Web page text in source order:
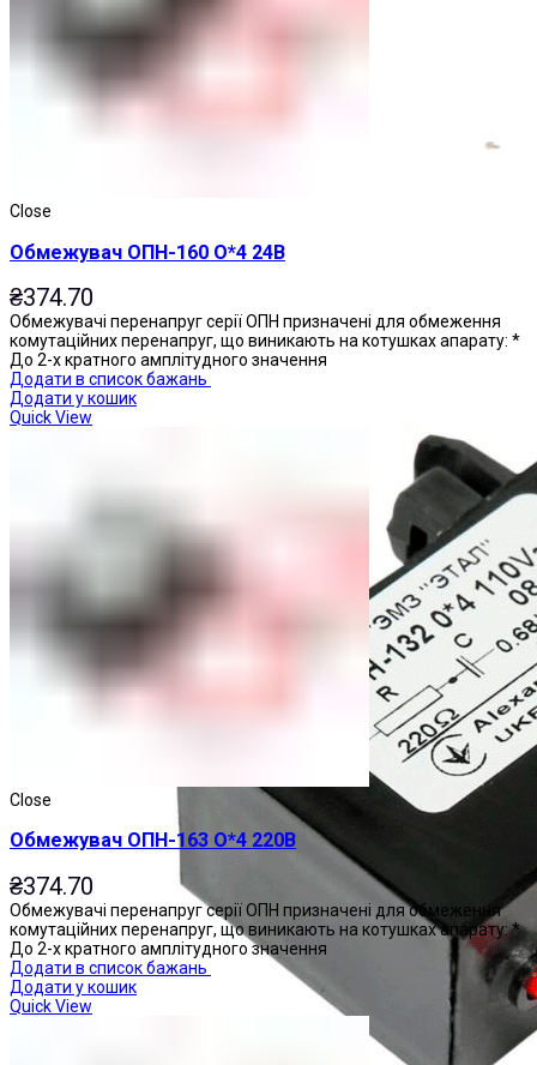
Close
Обмежувач ОПН-160 О*4 24В
₴374.70
Обмежувачі перенапруг серії ОПН призначені для обмеження
комутаційних перенапруг, що виникають на котушках апарату: *
До 2-х кратного амплітудного значення
Додати в список бажань
Додати у кошик
Quick View
Close
Обмежувач ОПН-163 О*4 220В
₴374.70
Обмежувачі перенапруг серії ОПН призначені для обмеження
комутаційних перенапруг, що виникають на котушках апарату: *
До 2-х кратного амплітудного значення
Додати в список бажань
Додати у кошик
Quick View